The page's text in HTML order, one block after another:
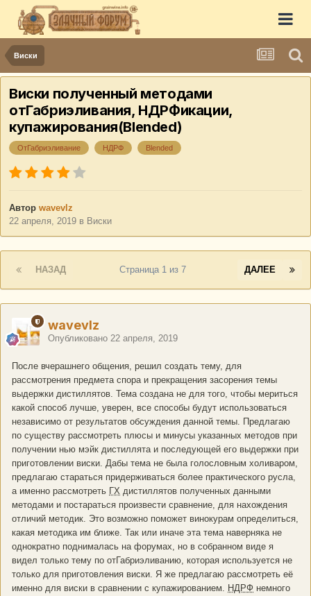
Виски
Виски полученный методами
отГабриэливания, НДРФикации,
купажирования(Blended)
ОтГабриэливание НДРФ Blended
Автор wavevlz
22 апреля, 2019 в Виски
НАЗАД ДАЛЕЕ
Страница 1 из 7
wavevlz
Опубликовано 22 апреля, 2019
После вчерашнего общения, решил создать тему, для
рассмотрения предмета спора и прекращения засорения темы
выдержки дистиллятов. Тема создана не для того, чтобы мериться
какой способ лучше, уверен, все способы будут использоваться
независимо от результатов обсуждения данной темы. Предлагаю
по существу рассмотреть плюсы и минусы указанных методов при
получении нью мэйк дистиллята и последующей его выдержки при
приготовлении виски. Дабы тема не была голословным холиваром,
предлагаю стараться придерживаться более практического русла,
а именно рассмотреть ГХ дистиллятов полученных данными
методами и постараться произвести сравнение, для нахождения
отличий методик. Это возможно поможет винокурам определиться,
какая методика им ближе. Так или иначе эта тема наверняка не
однократно поднималась на форумах, но в собранном виде я
видел только тему по отГабриэливанию, которая используется не
только для приготовления виски. Я же предлагаю рассмотреть её
именно для виски в сравнении с купажированием. НДРФ немного